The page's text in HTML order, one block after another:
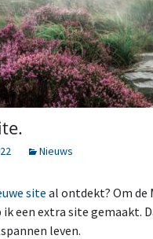
voor
weinig tijd
en
Nieuws
siteal ontdekt? Om
een extra site gemaakt.
leven.